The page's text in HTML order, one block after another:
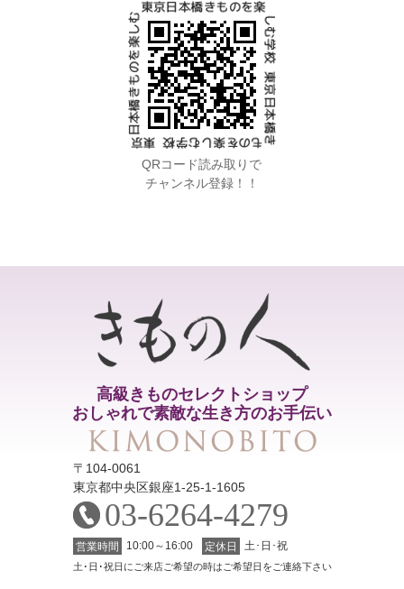
QRコード読み取りで
チャンネル登録！！
高級きものセレクトショップ
おしゃれで素敵な生き方のお手伝い
〒104-0061
東京都中央区銀座1-25-1-1605
03-6264-4279
営業時間 10:00～16:00 定休日 土･日･祝
土･日･祝日にご来店ご希望の時はご希望日をご連絡下さい